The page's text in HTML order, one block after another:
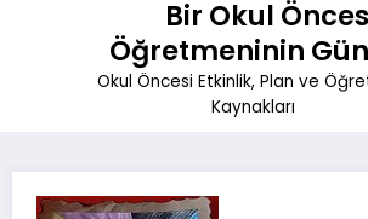
Bir Okul
Öğretmeninin
Okul Öncesi Etkinlik, Plan ve
Kaynakları
Başlangıç
Belirli Gün ve
Atatürk Haftası Sanat